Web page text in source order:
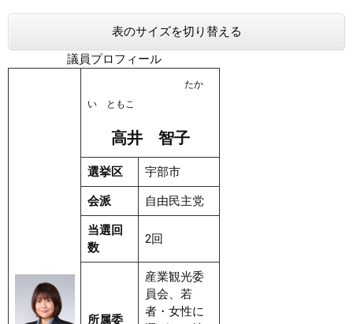
表のサイズを切り替える
議員プロフィール
たか
い ともこ
高井 智子
選挙区 宇部市
会派 自由民主党
当選回
数
2回
所属委
産業観光委
員会、若
者・女性に